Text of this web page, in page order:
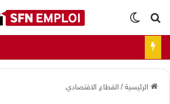
بحث عنالوضع المظلم
الرئيسية/ القطاع الاقتصادي